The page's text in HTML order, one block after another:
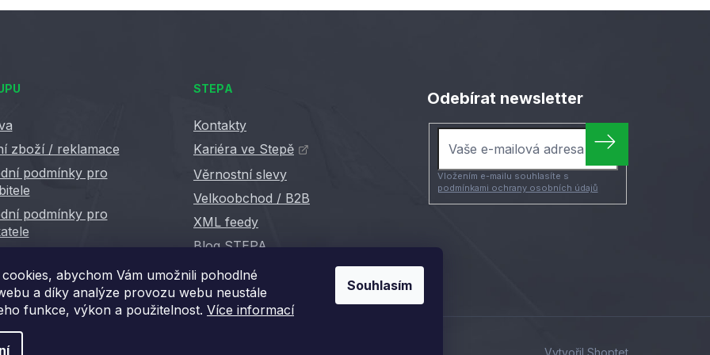
abychom Vám umožnili pohodlné
a díky analýze provozu webu neustále
funkce, výkon a použitelnost. Více informací
Souhlasím
i
zboží / reklamace
podmínky pro
podmínky pro
STEPA
Kontakty
Kariéra ve Stepě
Věrnostní slevy
Velkoobchod / B2B
XML feedy
Blog STEPA
Odebírat newsletter
Vložením e-mailu souhlasíte s
podmínkami ochrany osobních údajů
Vytvořil Shoptet